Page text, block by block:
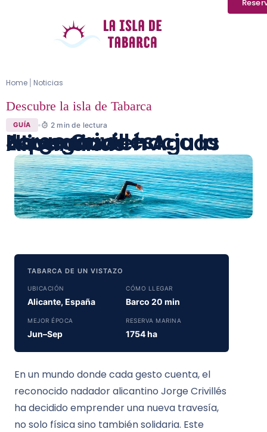
Home Noticias
Descubre la isla de Tabarca
GUÍA 2 min de lectura
Jorge Crivillés: Navegando hacia la Esperanza en Aguas Alicantinas
TABARCA DE UN VISTAZO
UBICACIÓN
Alicante, España
CÓMO LLEGAR
Barco 20 min
MEJOR ÉPOCA
Jun–Sep
RESERVA MARINA
1754 ha
En un mundo donde cada gesto cuenta, el
reconocido nadador alicantino Jorge Crivillés
ha decidido emprender una nueva travesía,
no solo física sino también solidaria. Este